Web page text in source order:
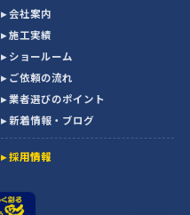
▸ 会社案内
▸ 施工実績
▸ ショールーム
▸ ご依頼の流れ
▸ 業者選びのポイント
▸ 新着情報・ブログ
▸ 採用情報